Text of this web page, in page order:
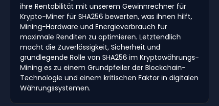
ihre Rentabilität mit unserem Gewinnrechner für
Krypto-Miner für SHA256 bewerten, was ihnen hilft,
Mining-Hardware und Energieverbrauch für
maximale Renditen zu optimieren. Letztendlich
macht die Zuverlässigkeit, Sicherheit und
grundlegende Rolle von SHA256 im Kryptowährungs-
Mining es zu einem Grundpfeiler der Blockchain-
Technologie und einem kritischen Faktor in digitalen
Währungssystemen.